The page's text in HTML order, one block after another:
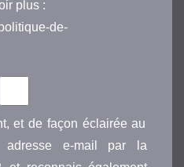
plus :
de-
et de façon éclairée au
adresse e-mail par la